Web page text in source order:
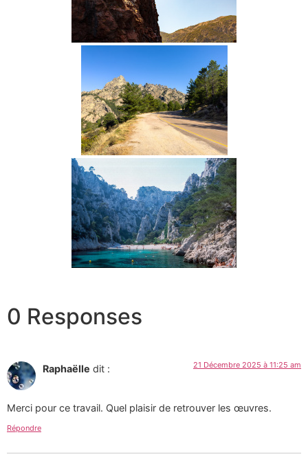
0 Responses
Raphaëlle dit : 21 Décembre 2025 à 11:25 am
Merci pour ce travail. Quel plaisir de retrouver les œuvres.
Répondre